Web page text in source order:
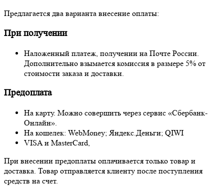
Предлагается два варианта внесение оплаты:
При получении
Наложенный платеж, получении на Почте России.
Дополнительно взымается комиссия в размере 5% от
стоимости заказа и доставки.
Предоплата
На карту. Можно совершить через сервис «Сбербанк-
Онлайн».
На кошелек: WebMoney; Яндекс.Деньги; QIWI
VISA и MasterCard,
При внесении предоплаты оплачивается только товар и
доставка. Товар отправляется клиенту после поступления
средств на счет.